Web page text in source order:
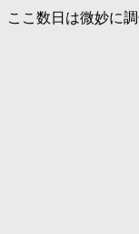
ここ数日は微妙に